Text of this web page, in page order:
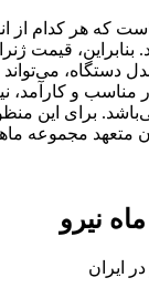
که هر کدام از
قیمت
دستگاه، می‌تواند
مناسب و کارآمد،
برای این
مجموعه
نیرو
در ایران